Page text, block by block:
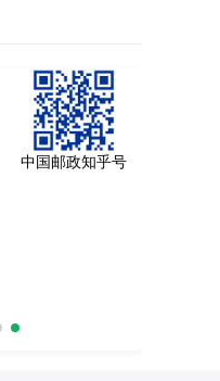
中国邮政知乎号